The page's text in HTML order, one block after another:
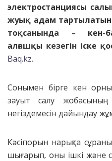
электростанциясы
жуық адам
тоқсанында – кен-
алғашқы кезегін іске
Baq.kz.
Сонымен бірге кен
зауыт салу жобасының
негіздемесін дайындау
Кәсіпорын нарықта
шығарып, оны ішкі және